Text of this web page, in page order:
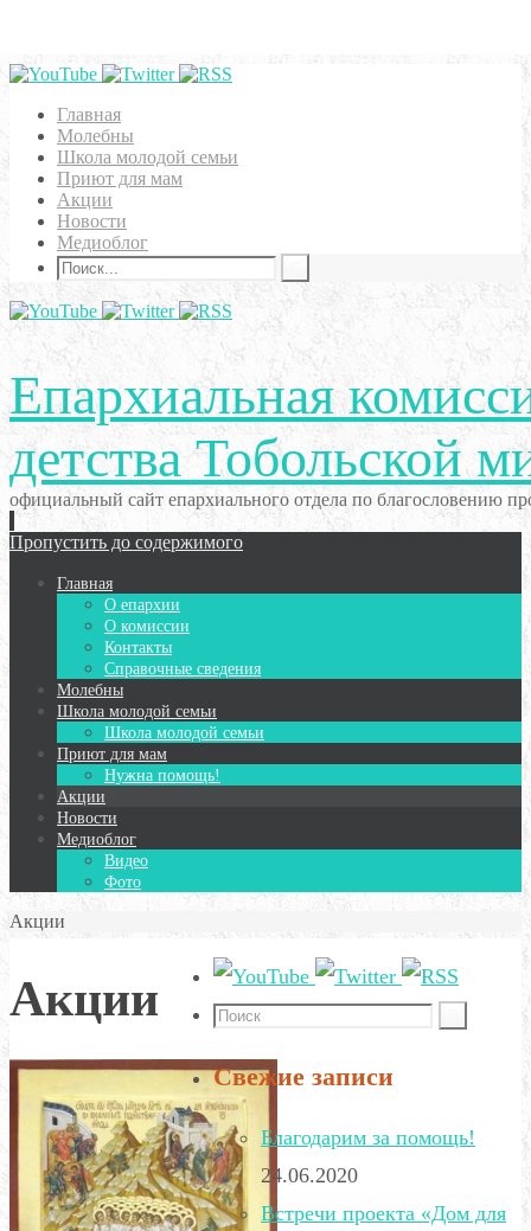
Главная
Молебны
Школа молодой семьи
Приют для мам
Акции
Новости
Медиоблог
Епархиальная
детства Тобольской
официальный сайт епархиального отдела по благословению
Пропустить до содержимого
Главная
О епархии
О комиссии
Контакты
Справочные сведения
Молебны
Школа молодой семьи
Школа молодой семьи
Приют для мам
Нужна помощь!
Акции
Новости
Медиоблог
Видео
Фото
Акции
Акции
Свежие записи
Благодарим за помощь!
24.06.2020
Встречи проекта «Дом для